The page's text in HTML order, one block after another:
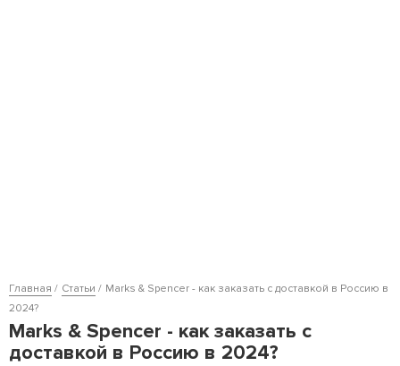
Главная Статьи
Marks & Spencer - как заказать с доставкой в Россию в
2024?
Marks & Spencer - как заказать с
доставкой в Россию в 2024?